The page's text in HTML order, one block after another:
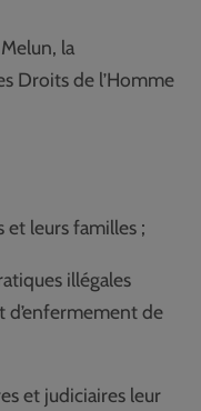
la
Droits de l’Homme
et leurs familles ;
illégales
de
et judiciaires leur